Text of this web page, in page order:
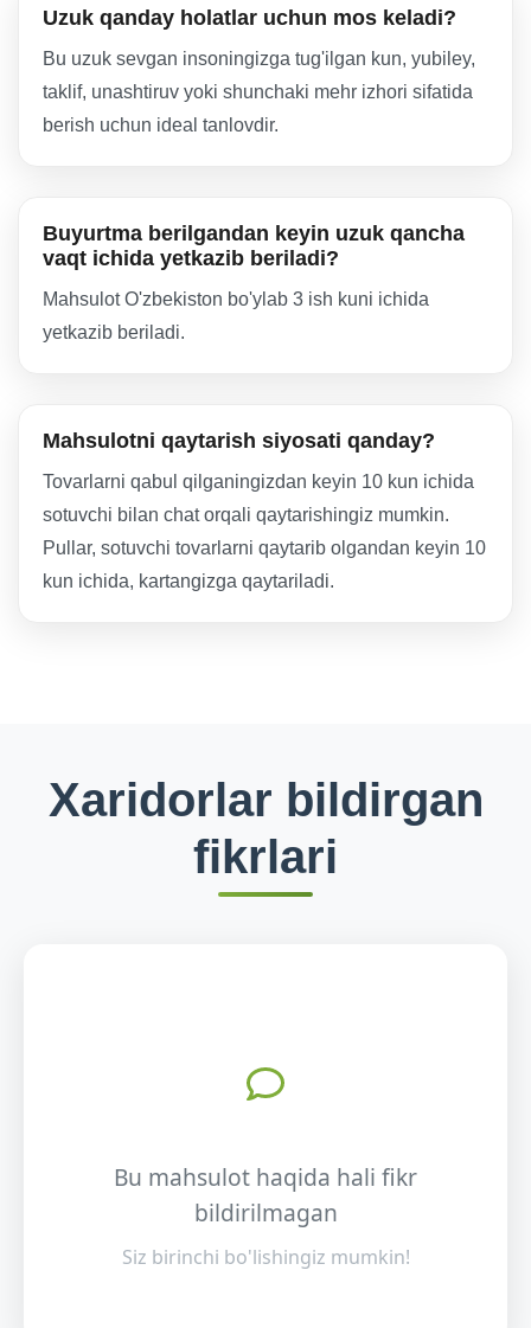
Uzuk qanday holatlar uchun mos keladi?
Bu uzuk sevgan insoningizga tug'ilgan kun, yubiley,
taklif, unashtiruv yoki shunchaki mehr izhori sifatida
berish uchun ideal tanlovdir.
Buyurtma berilgandan keyin uzuk qancha
vaqt ichida yetkazib beriladi?
Mahsulot O'zbekiston bo'ylab 3 ish kuni ichida
yetkazib beriladi.
Mahsulotni qaytarish siyosati qanday?
Tovarlarni qabul qilganingizdan keyin 10 kun ichida
sotuvchi bilan chat orqali qaytarishingiz mumkin.
Pullar, sotuvchi tovarlarni qaytarib olgandan keyin 10
kun ichida, kartangizga qaytariladi.
Xaridorlar bildirgan
fikrlari
Bu mahsulot haqida hali fikr
bildirilmagan
Siz birinchi bo'lishingiz mumkin!